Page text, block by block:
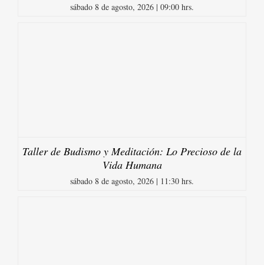
sábado 8 de agosto, 2026 | 09:00 hrs.
Taller de Budismo y Meditación: Lo Precioso de la
Vida Humana
sábado 8 de agosto, 2026 | 11:30 hrs.